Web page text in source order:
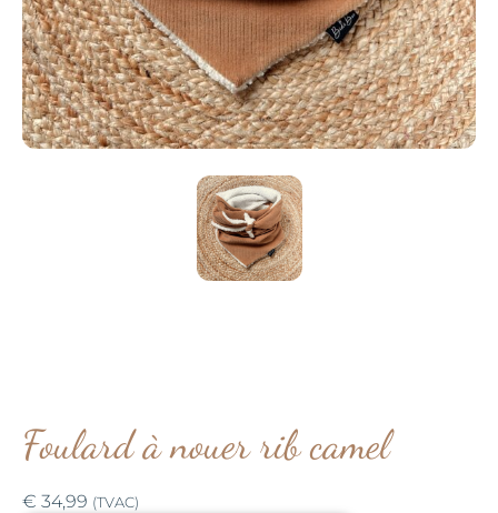
Foulard à nouer rib camel
€ 34,99 (TVAC)